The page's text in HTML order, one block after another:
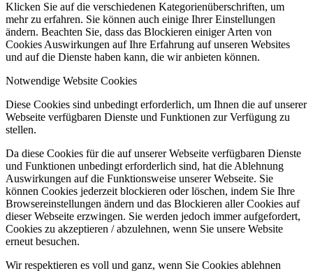
Klicken Sie auf die verschiedenen Kategorienüberschriften, um
mehr zu erfahren. Sie können auch einige Ihrer Einstellungen
ändern. Beachten Sie, dass das Blockieren einiger Arten von
Cookies Auswirkungen auf Ihre Erfahrung auf unseren Websites
und auf die Dienste haben kann, die wir anbieten können.
Notwendige Website Cookies
Diese Cookies sind unbedingt erforderlich, um Ihnen die auf unserer
Webseite verfügbaren Dienste und Funktionen zur Verfügung zu
stellen.
Da diese Cookies für die auf unserer Webseite verfügbaren Dienste
und Funktionen unbedingt erforderlich sind, hat die Ablehnung
Auswirkungen auf die Funktionsweise unserer Webseite. Sie
können Cookies jederzeit blockieren oder löschen, indem Sie Ihre
Browsereinstellungen ändern und das Blockieren aller Cookies auf
dieser Webseite erzwingen. Sie werden jedoch immer aufgefordert,
Cookies zu akzeptieren / abzulehnen, wenn Sie unsere Website
erneut besuchen.
Wir respektieren es voll und ganz, wenn Sie Cookies ablehnen